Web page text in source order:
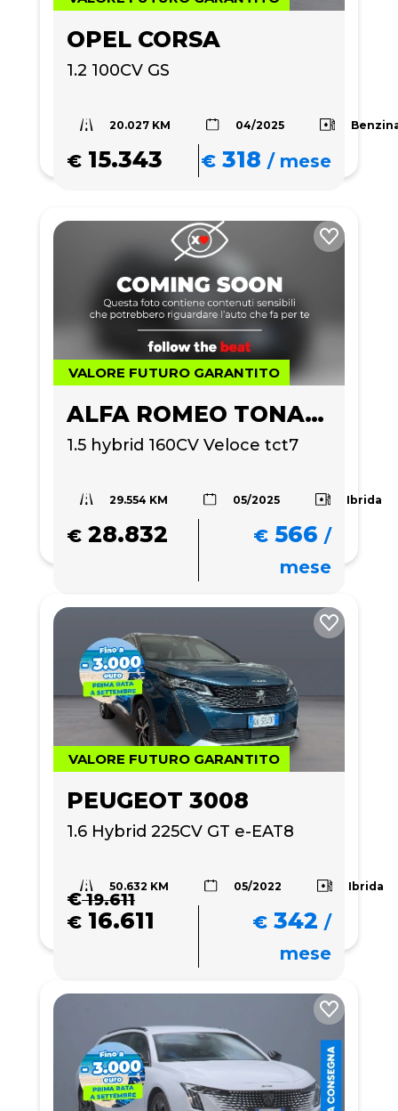
OPEL CORSA
1.2 100CV GS
20.027 KM 04/2025
€ 15.343 € 318 /mese
VALORE FUTURO GARANTITO
ALFA ROMEO TONALE
1.5 hybrid 160CV Veloce tct7
29.554 KM 05/2025 Ibrida
€ 28.832 € 566 /
mese
VALORE FUTURO GARANTITO
PEUGEOT 3008
1.6 Hybrid 225CV GT e-EAT8
50.632 KM 05/2022 Ibrida
€19.611
€ 16.611 € 342 /
mese